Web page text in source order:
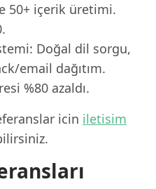
50+ içerik üretimi.
Doğal dil sorgu,
email dağıtım.
%80 azaldı.
icin iletisim